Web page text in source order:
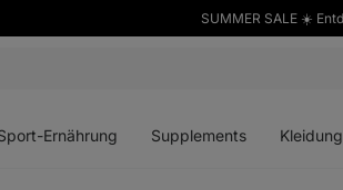
SUMMER SALE ☀️
Ernährung Supplements Kleidung